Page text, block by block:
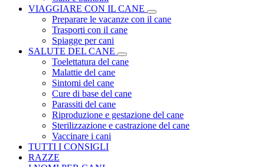
VIAGGIARE CON IL CANE
Preparare le vacanze con il cane
Trasporti con il cane
Spiagge per cani
SALUTE DEL CANE
Toelettatura del cane
Malattie del cane
Sintomi del cane
Cure di base del cane
Parassiti del cane
Riproduzione e gestazione del cane
Sterilizzazione e castrazione del cane
Vaccinare i cani
TUTTI I CONSIGLI
RAZZE